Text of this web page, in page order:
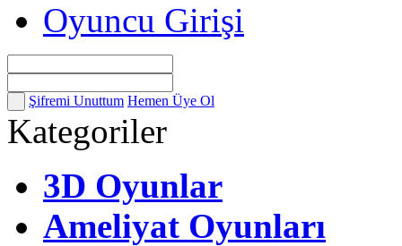
Oyuncu Girişi
Şifremi Unuttum Hemen Üye Ol
Kategoriler
3D Oyunlar
Ameliyat Oyunları